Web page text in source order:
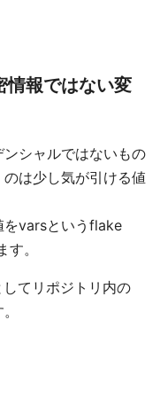
情報ではない変
シャルではないもの
は少し気が引ける値
をvarsというflake
。
てリポジトリ内の